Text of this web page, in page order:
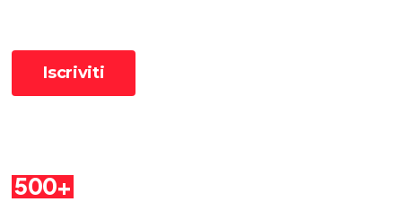
500+